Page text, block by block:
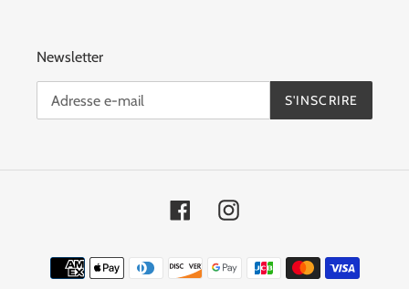
Newsletter
S'INSCRIRE
FacebookInstagram
Moyens
de